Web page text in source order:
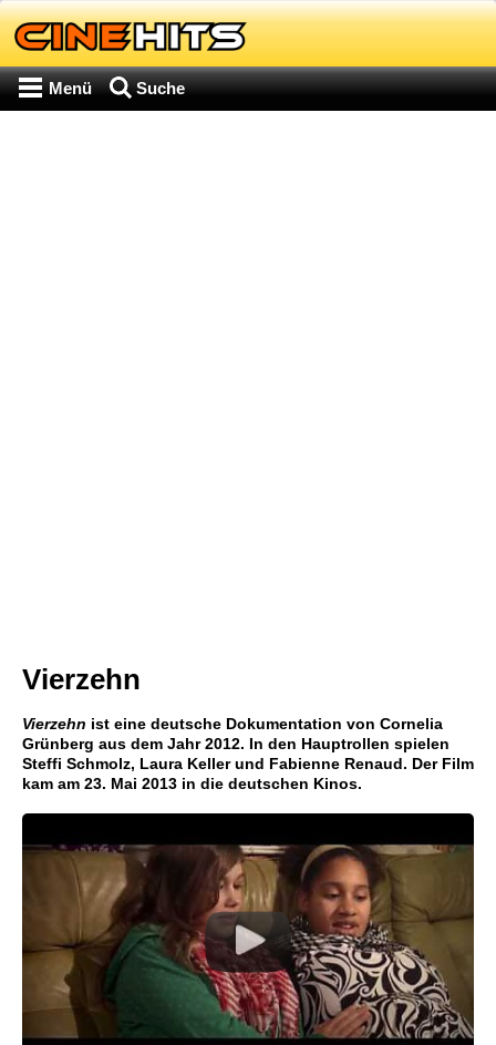
Menü Suche
Vierzehn
Vierzehn ist eine deutsche Dokumentation von Cornelia
Grünberg aus dem Jahr 2012. In den Hauptrollen spielen
Steffi Schmolz, Laura Keller und Fabienne Renaud. Der Film
kam am 23. Mai 2013 in die deutschen Kinos.